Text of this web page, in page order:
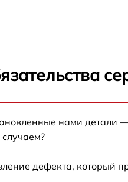
69 IHP
нами детали
дефекта, который